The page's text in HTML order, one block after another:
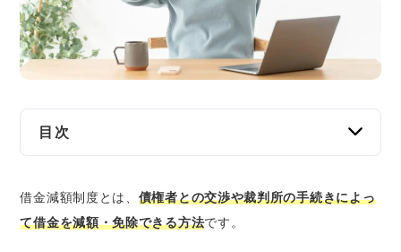
労働問題
債権回収
IT・ネット
企業法務
目次
するデメリット
一部のケースを除きブラックリストに掲載さ
借金減額制度とは、 債権者との交渉や裁判所の手続きによっ
て借金を減額・免除できる方法です。